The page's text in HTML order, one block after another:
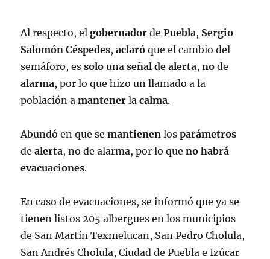
pic.twitter.com/ejkVXC0yZ4
— Coordinación Nacional de
Protección Civil (@CNPC_MX)May 21,
2023
Al respecto, elgobernador dePuebla, Sergio
Salomón Céspedes,aclaró que el cambio del
semáforo, essolo unaseñal de alerta,no de
alarma, por lo que hizo un llamado a la
población amantener lacalma.
Abundó en que semantienen losparámetros
dealerta, no de alarma, por lo queno habrá
evacuaciones.
En caso de evacuaciones, se informó que ya se
tienen listos 205 albergues en los municipios
de San Martín Texmelucan, San Pedro Cholula,
San Andrés Cholula, Ciudad de Puebla e Izúcar